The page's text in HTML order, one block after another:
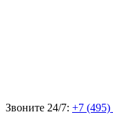
Звоните 24/7: +7 (495)